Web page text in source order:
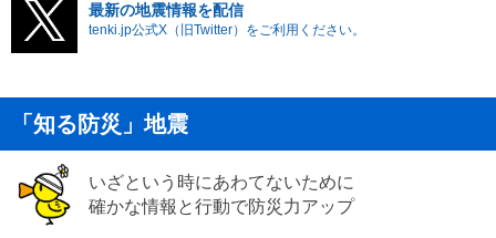
最新の地震情報を配信
tenki.jp公式X（旧Twitter）をご利用ください。
「知る防災」地震
いざという時にあわてないために
確かな情報と行動で防災力アップ